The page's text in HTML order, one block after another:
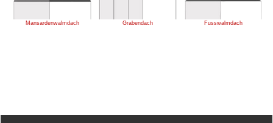
Mansardenwalmdach Grabendach Fusswalmdach